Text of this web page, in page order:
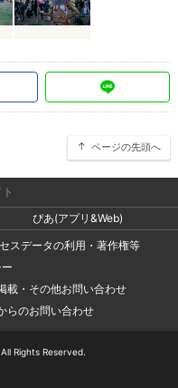
ページの先頭へ
ぴあ(アプリ&Web)
スデータの利用・著作権等
載・その他お問い合わせ
らのお問い合わせ
Rights Reserved.